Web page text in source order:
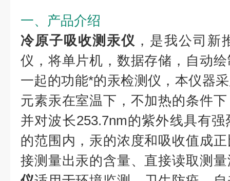
一、产品介绍
冷原子吸收测汞仪 ，是我公司新
仪，将单片机，数据存储，自动
一起的功能*的汞检测仪，本仪器
元素汞在室温下，不加热的条件
并对波长253.7nm的紫外线具有
的范围内，汞的浓度和吸收值成
接测量出汞的含量、直接读取测